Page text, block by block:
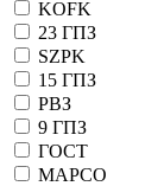
KOFK
23 ГПЗ
SZPK
15 ГПЗ
РВЗ
9 ГПЗ
ГОСТ
MAPCO